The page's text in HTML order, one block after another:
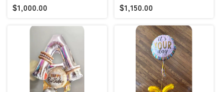
$1,000.00 $1,150.00